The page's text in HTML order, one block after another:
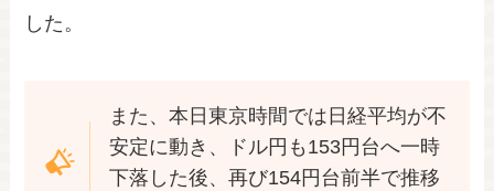
した。
また、本日東京時間では日経平均が不
安定に動き、ドル円も153円台へ一時
下落した後、再び154円台前半で推移